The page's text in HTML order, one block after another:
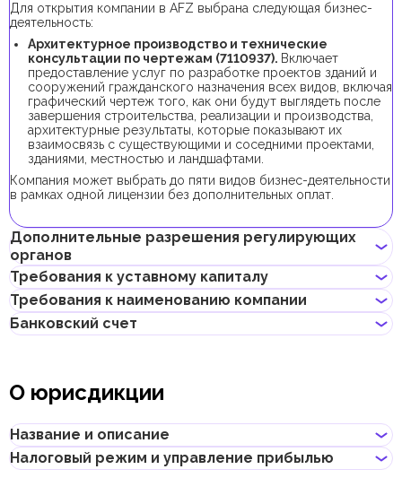
Для открытия компании в AFZ выбрана следующая бизнес-
деятельность:
Архитектурное производство и технические
консультации по чертежам (7110937). Включает
предоставление услуг по разработке проектов зданий и
сооружений гражданского назначения всех видов, включая
графический чертеж того, как они будут выглядеть после
завершения строительства, реализации и производства,
архитектурные результаты, которые показывают их
взаимосвязь с существующими и соседними проектами,
зданиями, местностью и ландшафтами.
Компания может выбрать до пяти видов бизнес-деятельности
в рамках одной лицензии без дополнительных оплат.
Дополнительные разрешения регулирующих
органов
Для регистрации компании с данным видом бизнес-
деятельности получение дополнительных разрешений не
требуется.
Требования к уставному капиталу
Минимальный уставной капитал для компаний AFZ составляет
10 000 AED. Его внесение является опциональным.
Требования к наименованию компании
Не должно нарушать законов страны или содержать
Не должно нарушать прав интеллектуальной
собственности третьей стороны
Не может совпадать или быть похожим на локальные/
глобальные бренды и зарегистрированные товарные знаки
Не должно содержать географических названий, таких как
названия эмиратов, городов, стран и других объектов
Банковский счет
электронных (digital) банках и платежных системах.
следует учитывать такие факторы, как уровень обслуживания,
размер комиссий, доступные валюты, удобство онлайн–
банкинга, репутация банка и другие условия, которые могут
быть важны для бизнеса.
О юрисдикции
Название и описание
Название: Ajman Free Zone
Налоговый режим и управление прибылью